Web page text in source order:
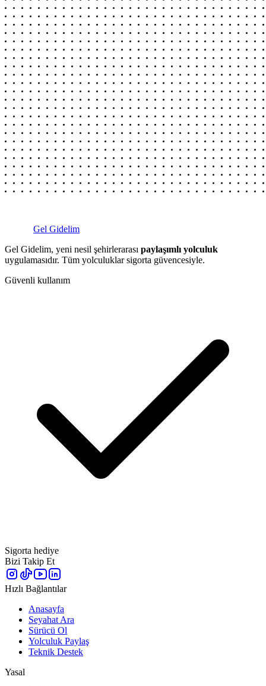
Gel Gidelim
Gel Gidelim, yeni nesil şehirlerarası paylaşımlı yolculuk
uygulamasıdır. Tüm yolculuklar sigorta güvencesiyle.
Güvenli kullanım
Sigorta hediye
Bizi Takip Et
Hızlı Bağlantılar
Anasayfa
Seyahat Ara
Sürücü Ol
Yolculuk Paylaş
Teknik Destek
Yasal